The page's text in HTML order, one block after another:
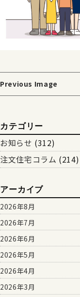
Previous Image
カテゴリー
お知らせ (312)
注文住宅コラム (214)
アーカイブ
2026年8月
2026年7月
2026年6月
2026年5月
2026年4月
2026年3月